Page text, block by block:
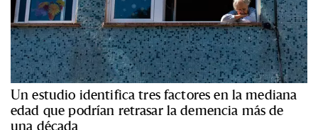
Un estudio identifica tres factores en la mediana
edad que podrían retrasar la demencia más de
una década